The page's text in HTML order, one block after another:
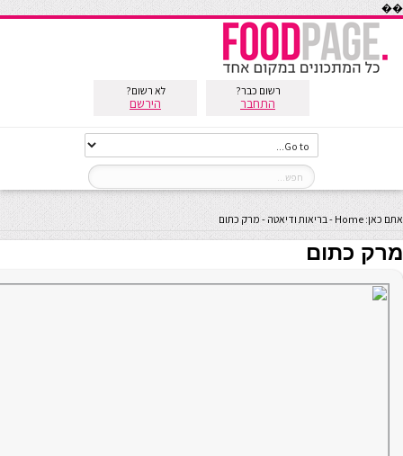
��
רשום כבר?
התחבר
לא רשום?
הירשם
אתם כאן: Home
-בריאות ודיאטה - מרק כתום
מרק כתום